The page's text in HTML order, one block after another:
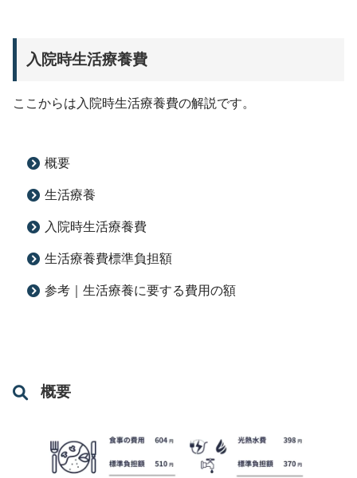
入院時生活療養費
ここからは入院時生活療養費の解説です。
概要
生活療養
入院時生活療養費
生活療養費標準負担額
参考｜生活療養に要する費用の額
概要